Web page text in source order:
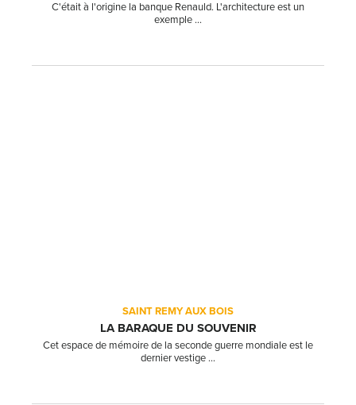
C'était à l'origine la banque Renauld. L'architecture est un
exemple ...
SAINT REMY AUX BOIS
LA BARAQUE DU SOUVENIR
Cet espace de mémoire de la seconde guerre mondiale est le
dernier vestige ...